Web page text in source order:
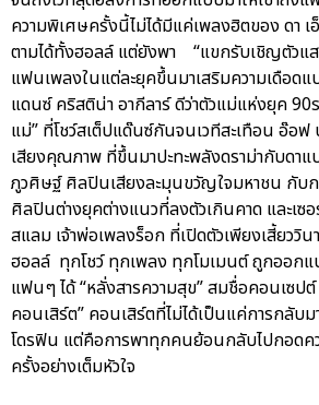
ความพิเศษครั้งนี้ไม่ได้มีแค่เพลงฮิตของ ดา
ตามได้ทั้งฮอลล์ แต่ยังพา “แขกรับเชิญตัวแส
แฟนเพลงในแต่ละยุคขึ้นมาเสริมความเดือ
แดนซ์ คริสติน่า อากีลาร์ ดีว่าตัวแม่แห่งยุค
แม่” ที่โชว์สเต็ปแด๊นซ์กันจนเวทีสะเทือน อ๊
เสียงคุณภาพ ที่ขึ้นมาปะทะพลังดราม่ากับดา
ภูวศิษฐ์ ศิลปินเสียงละมุนขวัญใจมหาชน กับ
ศิลปินต่างยุคต่างแนวที่ลงตัวเกินคาด และเซ
สแลม เจ้าพ่อเพลงร็อก ที่เปิดตัวเพียงเสี้ยววิ
ฮอลล์ ทุกโชว์ ทุกเพลง ทุกโมเมนต์ ถูกออกแ
แฟนๆ ได้ “หลั่งสารความสุข” สมชื่อคอนเซป
คอนเสิร์ต” คอนเสิร์ตที่ไม่ได้เป็นแค่การกลับ
โดรฟิน แต่คือการพาทุกคนย้อนกลับไปกอดค
ครั้งอย่างเต็มหัวใจ